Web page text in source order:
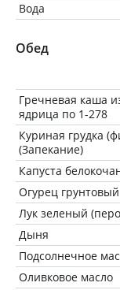
Вода
Обед
Гречневая каша
ядрица по 1-278
Куриная грудка
(Запекание)
Капуста
Огурец грунтовый
Лук зеленый
Дыня
Подсолнечное
Оливковое масло